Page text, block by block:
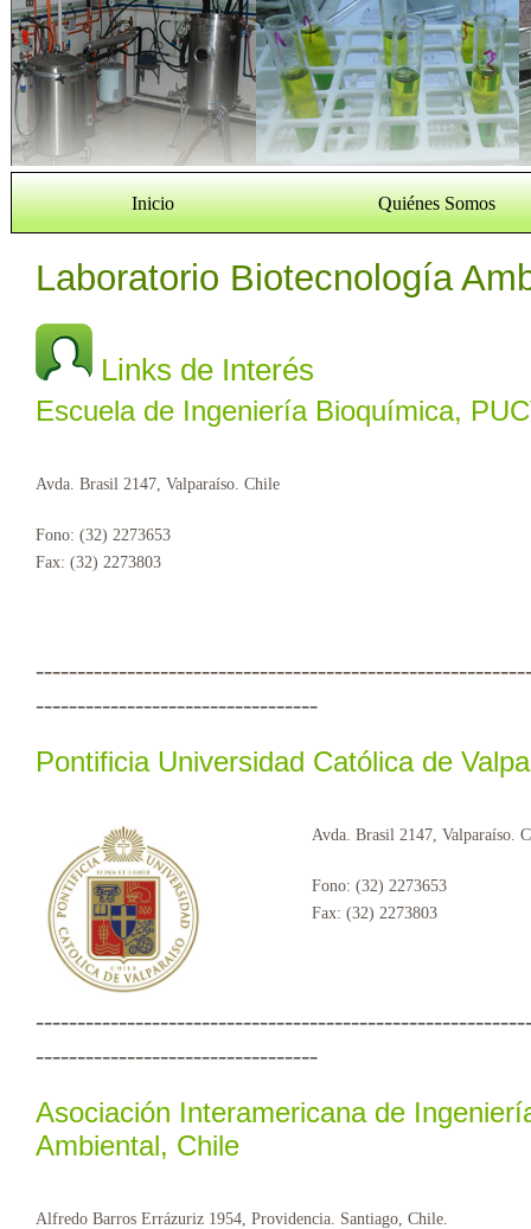
Inicio Quiénes Somos
Laboratorio Biotecnología
Links de Interés
Escuela de Ingeniería Bioquímica,
Avda. Brasil 2147, Valparaíso. Chile
Fono: (32) 2273653
Fax: (32) 2273803
----------------------------------
Pontificia Universidad Católica de
Avda. Brasil 2147, Valparaíso.
Fono: (32) 2273653
Fax: (32) 2273803
----------------------------------
Asociación Interamericana de
Ambiental, Chile
Alfredo Barros Errázuriz 1954, Providencia. Santiago, Chile.